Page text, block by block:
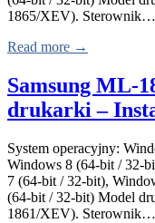
1865/XEV). Sterownik…
Read more →
Samsung ML-
drukarki –
System operacyjny:
Windows 8 (64-bit / 32-
7 (64-bit / 32-bit),
(64-bit / 32-bit) Model
1861/XEV). Sterownik…